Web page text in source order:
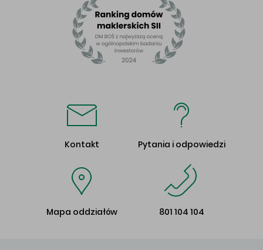
Kontakt Pytania i odpowiedzi
Mapa oddziałów 801 104 104